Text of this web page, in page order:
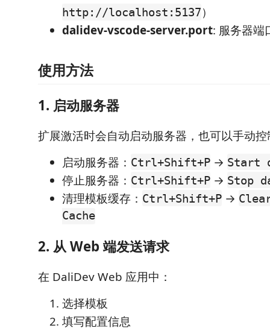
http://localhost:5137）
dalidev-vscode-server.port: 服务器
使用方法
1. 启动服务器
扩展激活时会自动启动服务器，也可以手动
启动服务器： Ctrl+Shift+P → Start
停止服务器： Ctrl+Shift+P → Stop
清理模板缓存： Ctrl+Shift+P →
Cache
2. 从 Web 端发送请求
在 DaliDev Web 应用中：
选择模板
填写配置信息